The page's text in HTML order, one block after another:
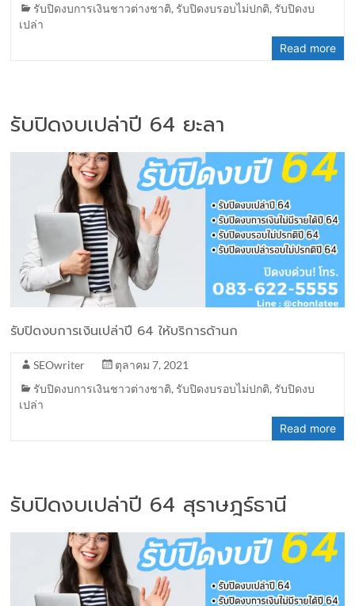
รับปิดงบการเงินชาวต่างชาติ, รับปิดงบรอบไม่ปกติ, รับปิดงบ
เปล่า
Read more
รับปิดงบเปล่าปี 64 ยะลา
รับปิดงบการเงินเปล่าปี 64 ให้บริการด้านก
SEOwriter
ตุลาคม 7, 2021
รับปิดงบการเงินชาวต่างชาติ, รับปิดงบรอบไม่ปกติ, รับปิดงบ
เปล่า
Read more
รับปิดงบเปล่าปี 64 สุราษฎร์ธานี